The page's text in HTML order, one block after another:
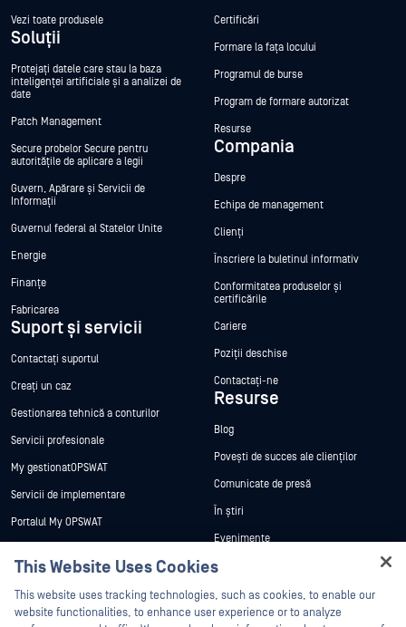
Vezi toate produsele
Soluții
Protejați datele care stau la baza
inteligenței artificiale și a analizei de
date
Patch Management
Secure probelor Secure pentru
autoritățile de aplicare a legii
Guvern, Apărare și Servicii de
Informații
Guvernul federal al Statelor Unite
Energie
Finanțe
Fabricarea
Suport și servicii
Contactați suportul
Creați un caz
Gestionarea tehnică a conturilor
Servicii profesionale
My gestionatOPSWAT
Servicii de implementare
Portalul My OPSWAT
Formare
vulnerabilităților
Certificări
Formare la fața locului
Programul de burse
Program de formare autorizat
Resurse
Compania
Despre
Echipa de management
Clienți
Înscriere la buletinul informativ
Conformitatea produselor și
certificările
Cariere
Poziții deschise
Contactați-ne
Resurse
Blog
Povești de succes ale clienților
Comunicate de presă
În știri
Evenimente
Webinare
Fișe de date
Cărți albe
This Website Uses Cookies
This website uses tracking technologies, such as cookies, to enable our
website functionalities, to enhance user experience or to analyze
Hey there!
I'm Ozzy, your OPSWAT virtual assistant.